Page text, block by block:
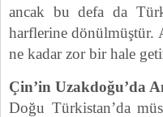
ancak bu defa da
harflerine dönülmüştür.
ne kadar zor bir hale
Çin’in Uzakdoğu’da
Doğu Türkistan’da